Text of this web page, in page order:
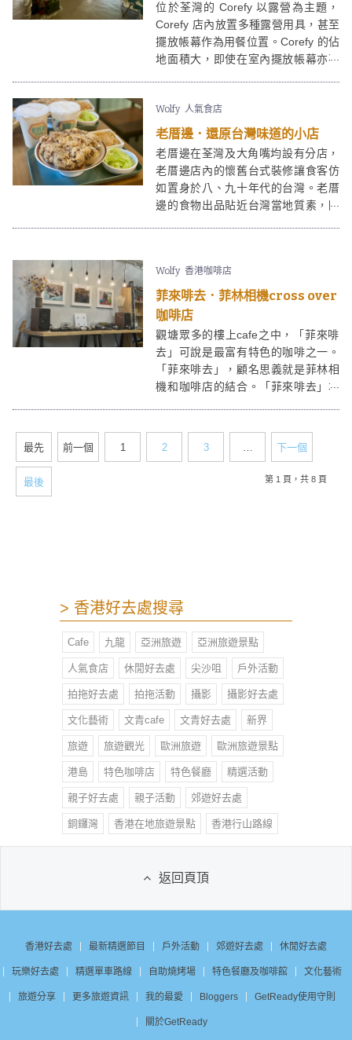
位於荃灣的 Corefy 以露營為主題，
Corefy 店內放置多種露營用具，甚至
擺放帳幕作為用餐位置。Corefy 的佔
地面積大，即使在室內擺放帳幕亦不
Wolfy 人氣食店
老厝邊．還原台灣味道的小店
老厝邊在荃灣及大角嘴均設有分店，
老厝邊店內的懷舊台式裝修讓食客仿
如置身於八、九十年代的台灣。老厝
邊的食物出品貼近台灣當地質素，除
Wolfy 香港咖啡店
菲來啡去．菲林相機cross over
咖啡店
觀塘眾多的樓上cafe之中，「菲來啡
去」可說是最富有特色的咖啡之一。
「菲來啡去」，顧名思義就是菲林相
機和咖啡店的結合。「菲來啡去」本
最先 前一個 1 2 3 … 下一個
最後 第 1 頁，共 8 頁
> 香港好去處搜尋
Cafe 九龍 亞洲旅遊 亞洲旅遊景點
人氣食店 休閒好去處 尖沙咀 戶外活動
拍拖好去處 拍拖活動 攝影 攝影好去處
文化藝術 文青cafe 文青好去處 新界
旅遊 旅遊觀光 歐洲旅遊 歐洲旅遊景點
港島 特色咖啡店 特色餐廳 精選活動
親子好去處 親子活動 郊遊好去處
銅鑼灣 香港在地旅遊景點 香港行山路線
返回頁頂
香港好去處 最新精選節目 戶外活動 郊遊好去處 休閒好去處
玩樂好去處 精選單車路線 自助燒烤場 特色餐廳及咖啡館 文化藝術
旅遊分享 更多旅遊資訊 我的最愛 Bloggers GetReady使用守則
關於GetReady